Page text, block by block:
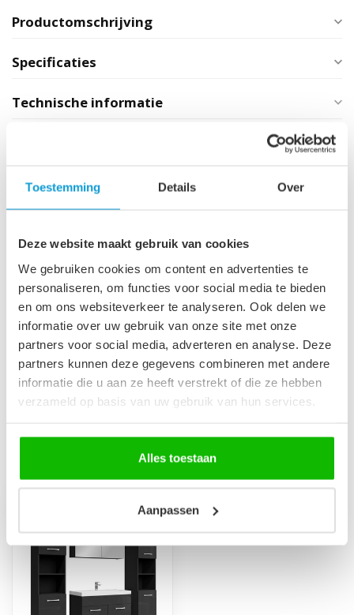
Toestemming Details Over
Deze website maakt gebruik van cookies
We gebruiken cookies om content en advertenties te
personaliseren, om functies voor social media te bieden
en om ons websiteverkeer te analyseren. Ook delen we
informatie over uw gebruik van onze site met onze
partners voor social media, adverteren en analyse. Deze
partners kunnen deze gegevens combineren met andere
informatie die u aan ze heeft verstrekt of die ze hebben
verzameld op basis van uw gebruik van hun services.
Alles toestaan
Aanpassen
Productomschrijving
Specificaties
Technische informatie
Badkamerkast Paso 35 x 35
x 160 cm - hoogglans zwart
Op voorraad
Afvoerplug groot - mat
zwart - met overloop
Op voorraad
€29,95
Wastafelkraan Ames - zwart
Niet op voorraad
€89,95
Recent bekeken